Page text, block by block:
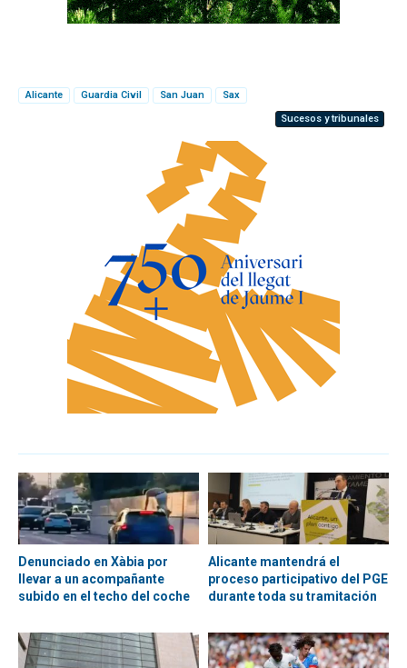
Alicante Guardia Civil San Juan
Sax
Sucesos y tribunales
Denunciado en Xàbia por
llevar a un acompañante
subido en el techo del coche
Alicante mantendrá el
proceso participativo del PGE
durante toda su tramitación